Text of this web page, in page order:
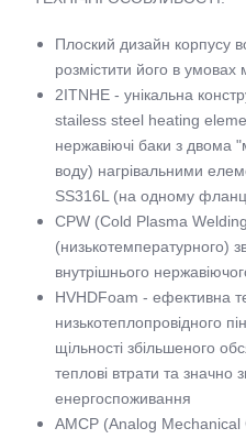
Плоский дизайн корпусу
розмістити його в умовах
2ITNHE - унікальна
stailess steel heating
нержавіючі баки з двома
воду) нагрівальними
SS316L (на одному
CPW (Cold Plasma
(низькотемпературного)
внутрішнього
HVHDFoam - ефективна
низькотеплопровідного
щільності збільшеного
теплові втрати та значно
енергоспоживання
AMCP (Analog Mechanical